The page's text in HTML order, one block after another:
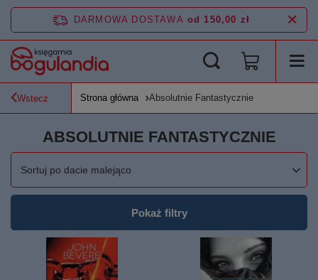
DARMOWA DOSTAWA od 150,00 zł
Wstecz Strona główna Absolutnie Fantastycznie
ABSOLUTNIE FANTASTYCZNIE
Zmień sortowanie
Sortuj po dacie malejąco
Pokaż filtry